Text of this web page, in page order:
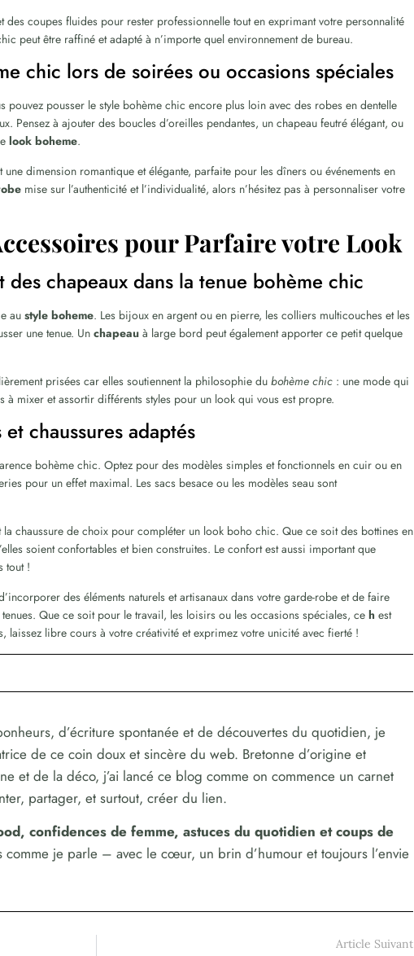
des coupes fluides pour rester professionnelle tout en exprimant votre personnalité
peut être raffiné et adapté à n’importe quel environnement de bureau.
chic lors de soirées ou occasions spéciales
pouvez pousser le style bohème chic encore plus loin avec des robes en dentelle
Pensez à ajouter des boucles d’oreilles pendantes, un chapeau feutré élégant, ou
look boheme.
une dimension romantique et élégante, parfaite pour les dîners ou événements en
mise sur l’authenticité et l’individualité, alors n’hésitez pas à personnaliser votre
pour Parfaire votre Look
des chapeaux dans la tenue bohème chic
austyle boheme. Les bijoux en argent ou en pierre, les colliers multicouches et les
une tenue. Unchapeau à large bord peut également apporter ce petit quelque
prisées car elles soutiennent la philosophie dubohème chic : une mode qui
à mixer et assortir différents styles pour un look qui vous est propre.
chaussures adaptés
bohème chic. Optez pour des modèles simples et fonctionnels en cuir ou en
pour un effet maximal. Les sacs besace ou les modèles seau sont
la chaussure de choix pour compléter un look boho chic. Que ce soit des bottines en
soient confortables et bien construites. Le confort est aussi important que
tout !
des éléments naturels et artisanaux dans votre garde-robe et de faire
tenues. Que ce soit pour le travail, les loisirs ou les occasions spéciales, ceh est
laissez libre cours à votre créativité et exprimez votre unicité avec fierté !
d’écriture spontanée et de découvertes du quotidien, je
de ce coin doux et sincère du web. Bretonne d’origine et
et de la déco, j’ai lancé ce blog comme on commence un carnet
partager, et surtout, créer du lien.
confidences de femme, astuces du quotidien et coups de
comme je parle – avec le cœur, un brin d’humour et toujours l’envie
Article Suivant